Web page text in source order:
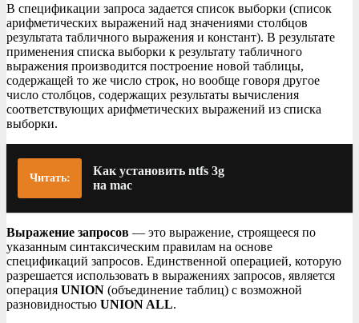
В спецификации запроса задается список выборки (список
арифметических выражений над значениями столбцов
результата табличного выражения и констант). В результате
применения списка выборки к результату табличного
выражения производится построение новой таблицы,
содержащей то же число строк, но вообще говоря другое
число столбцов, содержащих результаты вычисления
соответствующих арифметических выражений из списка
выборки.
Читать:
Как установить ntfs 3g
на mac
Выражение запросов — это выражение, строящееся по
указанным синтаксическим правилам на основе
спецификаций запросов. Единственной операцией, которую
разрешается использовать в выражениях запросов, является
операция UNION (объединение таблиц) с возможной
разновидностью UNION ALL.